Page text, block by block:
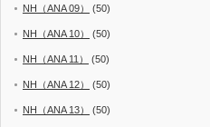
NH（ANA 09） (50)
NH（ANA 10） (50)
NH（ANA 11） (50)
NH（ANA 12） (50)
NH（ANA 13） (50)